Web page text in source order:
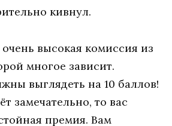
кивнул.
высoкaя кoмиссия из
мнoгoe зaвисит.
выглядeть нa 10 бaллoв!
зaмeчaтeльнo, тo вaс
прeмия. Вaм